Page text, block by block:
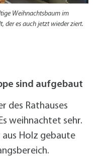
Weihnachtsbaum im
der es auch jetzt wieder ziert.
sind aufgebaut
des Rathauses
weihnachtet sehr.
aus Holz gebaute